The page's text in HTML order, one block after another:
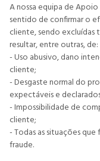
A nossa equipa de
sentido de confirmar o
cliente, sendo excluídas
resultar, entre outras, de:
- Uso abusivo, dano
cliente;
- Desgaste normal do
expectáveis e
- Impossibilidade de
cliente;
- Todas as situações
fraude.